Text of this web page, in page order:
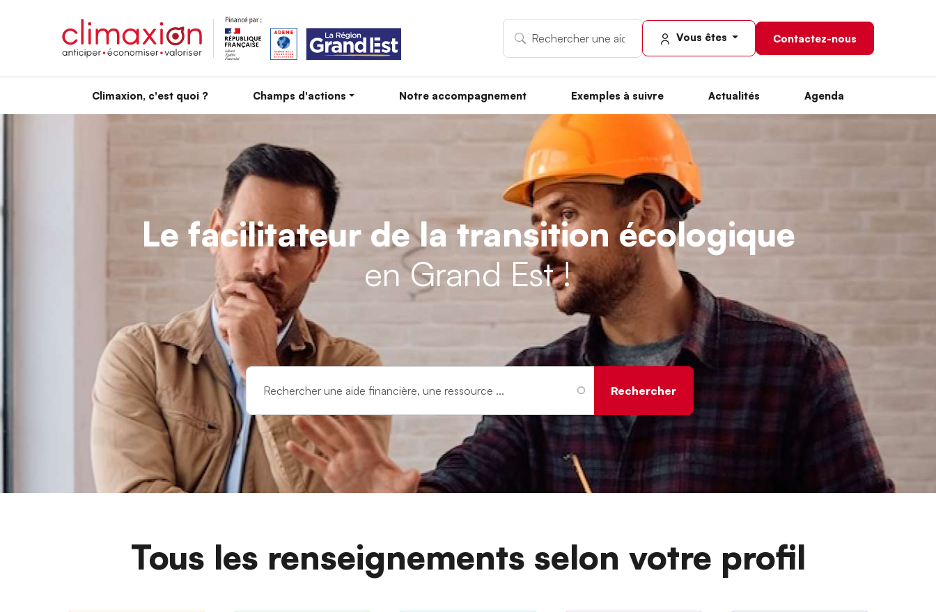
Vous êtes Contactez-nous
Climaxion, c'est quoi ? Champs d'actions Notre accompagnement Exemples à suivre Actualités Agenda
Le facilitateur de la transition écologique
en Grand Est !
Tous les renseignements selon votre profil